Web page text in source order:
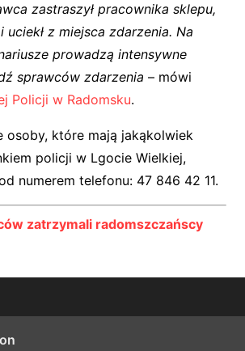
zastraszył pracownika sklepu,
z miejsca zdarzenia. Na
prowadzą intensywne
sprawców zdarzenia – mówi
Policji w Radomsku.
które mają jakąkolwiek
policji w Lgocie Wielkiej,
numerem telefonu: 47 846 42 11.
zatrzymali radomszczańscy